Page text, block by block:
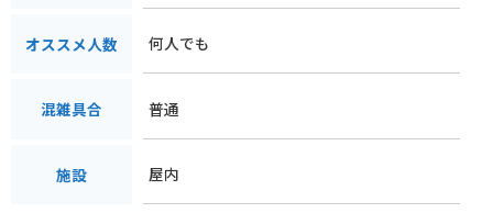
オススメ人数 何人でも
混雑具合 普通
施設 屋内